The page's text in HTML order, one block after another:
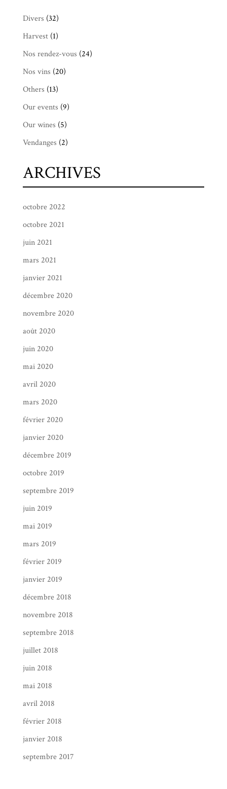
Divers (32)
Harvest(1)
Nos rendez-vous (24)
Nos vins (20)
Others (13)
Our events (9)
Our wines (5)
Vendanges (2)
ARCHIVES
octobre 2022
octobre 2021
juin 2021
mars 2021
janvier 2021
décembre 2020
novembre 2020
août 2020
juin 2020
mai 2020
avril 2020
mars 2020
février 2020
janvier 2020
décembre 2019
octobre 2019
septembre 2019
juin 2019
mai 2019
mars 2019
février 2019
janvier 2019
décembre 2018
novembre 2018
septembre 2018
juillet 2018
juin 2018
mai 2018
avril 2018
février 2018
janvier 2018
septembre 2017